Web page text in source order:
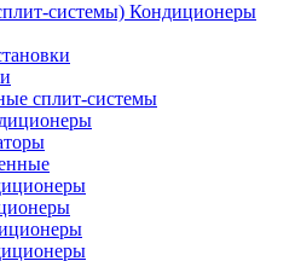
Кондиционеры
сплит-системы